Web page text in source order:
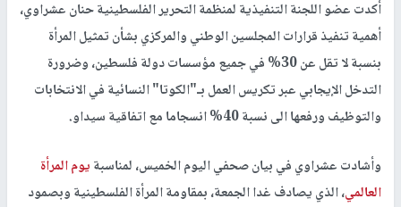
أكدت عضو اللجنة التنفيذية لمنظمة التحرير الفلسطينية حنان عشراوي،
أهمية تنفيذ قرارات المجلسين الوطني والمركزي بشأن تمثيل المرأة
بنسبة لا تقل عن 30% في جميع مؤسسات دولة فلسطين، وضرورة
التدخل الإيجابي عبر تكريس العمل بـ"الكوتا" النسائية في الانتخابات
والتوظيف ورفعها الى نسبة 40% انسجاما مع اتفاقية سيداو.
وأشادت عشراوي في بيان صحفي اليوم الخميس، لمناسبةيوم المرأة
العالمي، الذي يصادف غدا الجمعة، بمقاومة المرأة الفلسطينية وبصمود